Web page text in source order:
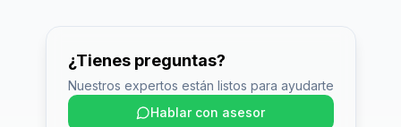
¿Tienes preguntas?
Nuestros expertos están listos para ayudarte
Hablar con asesor